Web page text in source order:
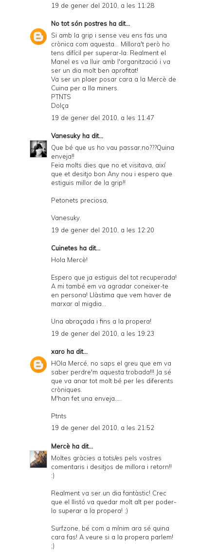
19 de gener del 2010, a les 11:28
No tot són postres ha dit...
Si amb la grip i sense veu ens fas una
crònica com aquesta... Millora't però ho
tens difícil per superar-la. Realment el
Manel es va lluir amb l'organització i va
ser un dia molt ben aprofitat!
Va ser un plaer posar cara a la Mercè de
Cuina per a lla miners.
PTNTS
Dolça
19 de gener del 2010, a les 11:47
Vanesukyha dit...
Que bé que us ho vau passar,no???Quina
enveja!!
Feia molts dies que no et visitava, així
que et desitjo bon Any nou i espero que
estiguis millor de la grip!!
Petonets preciosa,
Vanesuky.
19 de gener del 2010, a les 12:20
Cuinetes ha dit...
Hola Mercè!
Espero que ja estiguis del tot recuperada!
A mi també em va agradar coneixer-te
en persona! Llàstima que vem haver de
marxar al migdia...
Una abraçada i fins a la propera!
19 de gener del 2010, a les 19:23
xaro ha dit...
HOla Mercé, no saps el greu que em va
saber perdre'm aquesta trobada!!! Ja sé
que va anar tot molt bé per les diferents
cròniques.
M'han fet una enveja.....
Ptnts
19 de gener del 2010, a les 21:52
Mercè ha dit...
Moltes gràcies a tots/es pels vostres
comentaris i desitjos de millora i retorn!!
:)
Realment va ser un dia fantàstic! Crec
que el llistó va quedar molt alt per poder-
lo superar a la propera! ;)
Surfzone, bé com a mínim ara sé quina
cara fas! A veure si a la propera parlem!
;)